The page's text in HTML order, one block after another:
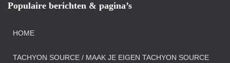
Populaire berichten & pagina’s
HOME
TACHYON SOURCE / MAAK JE EIGEN TACHYON SOURCE